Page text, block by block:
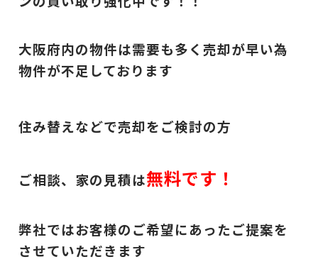
大阪府内の物件は需要も多く売却が早い為
物件が不足しております
住み替えなどで売却をご検討の方
ご相談、家の見積は無料です！
弊社ではお客様のご希望にあったご提案を
させていただきます